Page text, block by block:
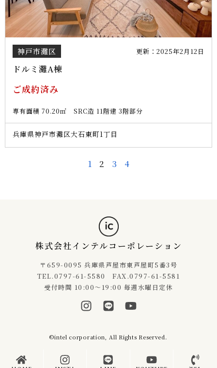
神戸市灘区 更新：2025年2月12日
ドルミ灘A棟
ご成約済み
専有面積 70.20㎡ SRC造 11階建 3階部分
兵庫県神戸市灘区大石東町1丁目
1 2 3 4
株式会社インテルコーポレーション
〒659-0095 兵庫県芦屋市東芦屋町5番3号
TEL.0797-61-5580 FAX.0797-61-5581
受付時間 10:00～19:00 毎週水曜日定休
©intel corporation, All Rights Reserved.